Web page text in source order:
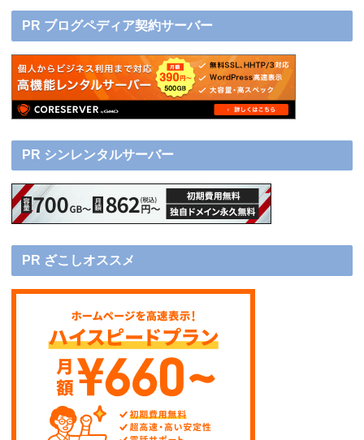
PR ブログペディア契約サーバー
PR シンレンタルサーバー
PR ざこしオススメ